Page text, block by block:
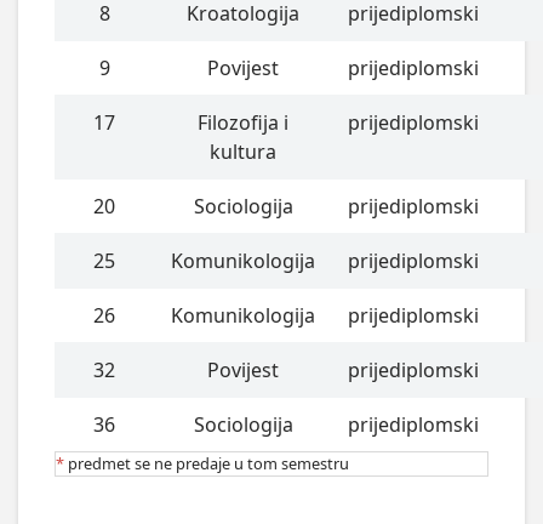
8 Kroatologija prijediplomski
9 Povijest prijediplomski
17
Filozofija i
kultura
prijediplomski
20 Sociologija prijediplomski
25 Komunikologija prijediplomski
26 Komunikologija prijediplomski
32 Povijest prijediplomski
36 Sociologija prijediplomski
* predmet se ne predaje u tom semestru